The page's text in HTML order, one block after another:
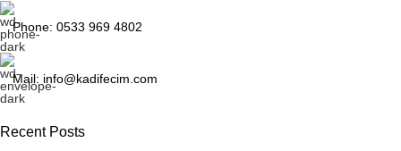
Phone: 0533 969 4802
Mail: info@kadifecim.com
Recent Posts